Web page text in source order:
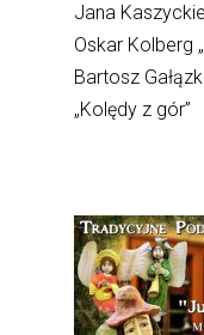
Jana
Oskar Kolberg
Bartosz
„Kolędy z gór”